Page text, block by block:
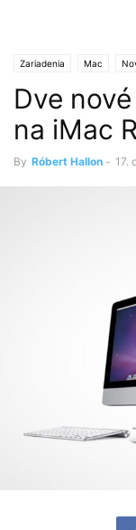
Zariadenia Mac
Dve
na iMac
By Róbert Hallon - 17.